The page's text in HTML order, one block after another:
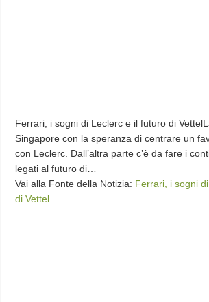
Ferrari, i sogni di Leclerc e il futuro di
Singapore con la speranza di centrare un
con Leclerc. Dall’altra parte c’è da fare i
legati al futuro di…
Vai alla Fonte della Notizia: Ferrari, i sogni
di Vettel